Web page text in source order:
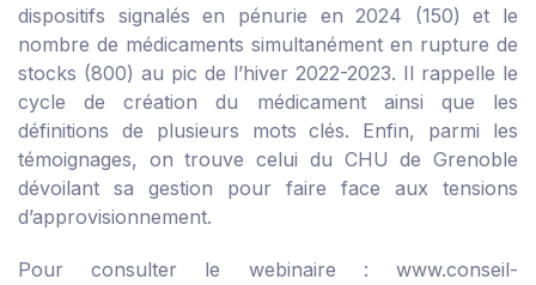
dispositifs signalés en pénurie en 2024 (150) et le
nombre de médicaments simultanément en rupture de
stocks (800) au pic de l’hiver 2022-2023. Il rappelle le
cycle de création du médicament ainsi que les
définitions de plusieurs mots clés. Enfin, parmi les
témoignages, on trouve celui du CHU de Grenoble
dévoilant sa gestion pour faire face aux tensions
d’approvisionnement.
Pour consulter le webinaire : www.conseil-